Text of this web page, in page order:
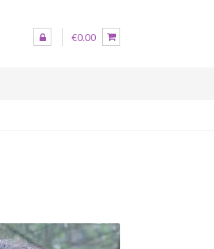
€0.00